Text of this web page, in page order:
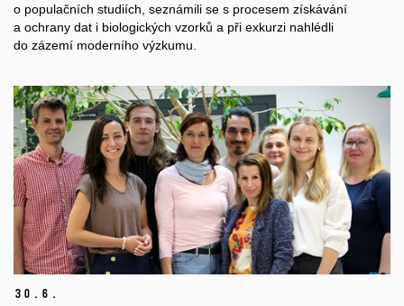
o populačních studiích, seznámili se s procesem získávání
a ochrany dat i biologických vzorků a při exkurzi nahlédli
do zázemí moderního výzkumu.
30. 6.